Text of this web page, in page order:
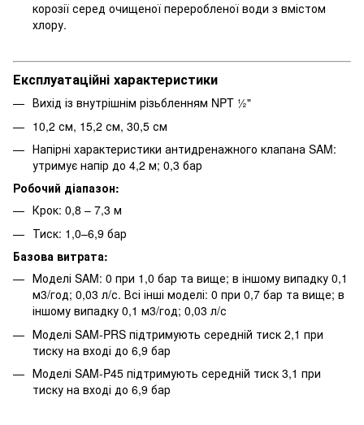
корозії серед очищеної переробленої води з вмістом
хлору.
Експлуатаційні характеристики
Вихід із внутрішнім різьбленням NPT ½"
10,2 см, 15,2 см, 30,5 см
Напірні характеристики антидренажного клапана SAM:
утримує напір до 4,2 м; 0,3 бар
Робочий діапазон:
Крок: 0,8 – 7,3 м
Тиск: 1,0–6,9 бар
Базова витрата:
Моделі SAM: 0 при 1,0 бар та вище; в іншому випадку 0,1
м3/год; 0,03 л/с. Всі інші моделі: 0 при 0,7 бар та вище; в
іншому випадку 0,1 м3/год; 0,03 л/с
Моделі SAM-PRS підтримують середній тиск 2,1 при
тиску на вході до 6,9 бар
Моделі SAM-P45 підтримують середній тиск 3,1 при
тиску на вході до 6,9 бар